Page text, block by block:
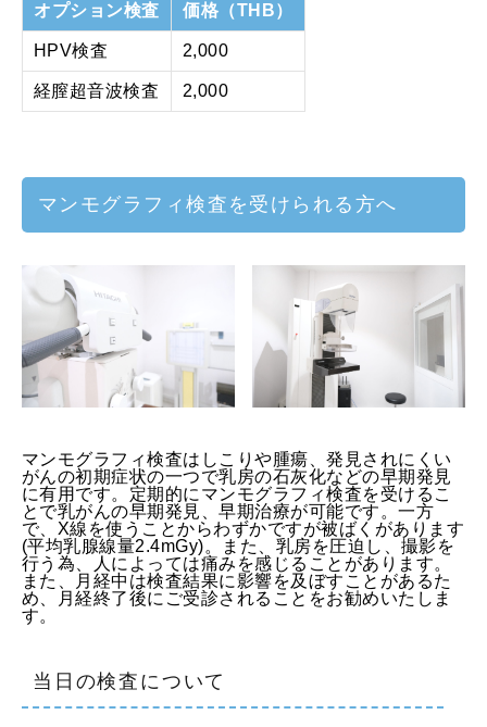
オプション検査 価格（THB）
HPV検査 2,000
経膣超音波検査 2,000
マンモグラフィ検査を受けられる方へ
マンモグラフィ検査はしこりや腫瘍、発見されにくい
がんの初期症状の一つで乳房の石灰化などの早期発見
に有用です。定期的にマンモグラフィ検査を受けるこ
とで乳がんの早期発見、早期治療が可能です。一方
で、X線を使うことからわずかですが被ばくがあります
(平均乳腺線量2.4mGy)。また、乳房を圧迫し、撮影を
行う為、人によっては痛みを感じることがあります。
また、月経中は検査結果に影響を及ぼすことがあるた
め、月経終了後にご受診されることをお勧めいたしま
す。
当日の検査について